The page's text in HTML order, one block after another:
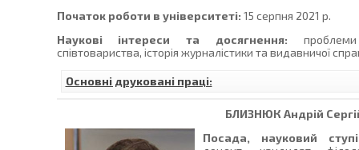
Початок роботи в університеті: 15 серпня 2021 р.
Наукові інтереси та досягнення: проблеми
співтовариства, історія журналістики та видавничої
Основні друковані праці:
БЛИЗНЮК Андрій
Посада, науковий